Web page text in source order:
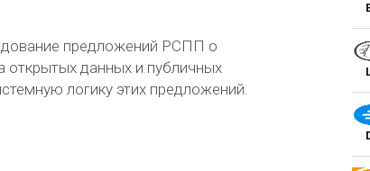
предложений РСПП о
открытых данных и публичных
логику этих предложений.